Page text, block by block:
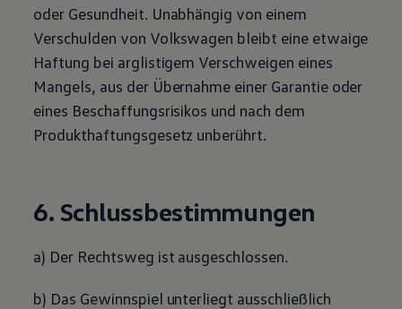
oder Gesundheit. Unabhängig von einem
Verschulden von Volkswagen bleibt eine etwaige
Haftung bei arglistigem Verschweigen eines
Mangels, aus der Übernahme einer Garantie oder
eines Beschaffungsrisikos und nach dem
Produkthaftungsgesetz unberührt.
6. Schlussbestimmungen
a) Der Rechtsweg ist ausgeschlossen.
b) Das Gewinnspiel unterliegt ausschließlich